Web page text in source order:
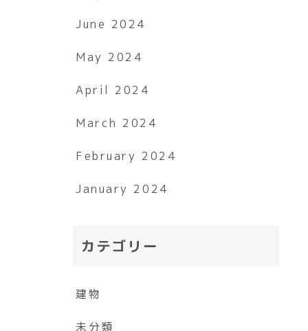
June 2024
May 2024
April 2024
March 2024
February 2024
January 2024
カテゴリー
建物
未分類